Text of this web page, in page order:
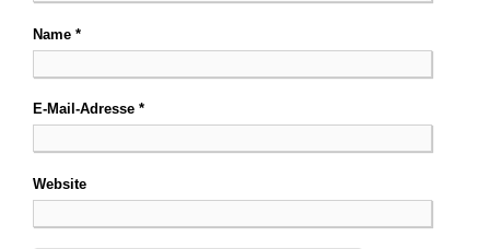
Name *
E-Mail-Adresse *
Website